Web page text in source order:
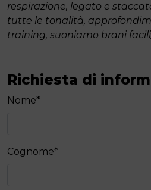
respirazione, legato e
tutte le tonalità,
training, suoniamo brani
Richiesta di
Nome*
Cognome*